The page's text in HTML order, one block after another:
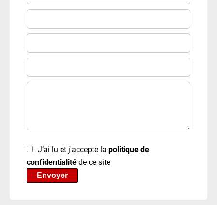
J’ai lu et j'accepte la politique de
confidentialitéde ce site
Envoyer